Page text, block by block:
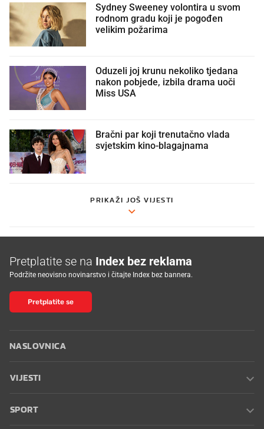
Sydney Sweeney volontira u svom
rodnom gradu koji je pogođen
velikim požarima
Oduzeli joj krunu nekoliko tjedana
nakon pobjede, izbila drama uoči
Miss USA
Bračni par koji trenutačno vlada
svjetskim kino-blagajnama
PRIKAŽI JOŠ VIJESTI
Pretplatite se na Index bez reklama
Podržite neovisno novinarstvo i čitajte Index bez bannera.
Pretplatite se
NASLOVNICA
VIJESTI
SPORT